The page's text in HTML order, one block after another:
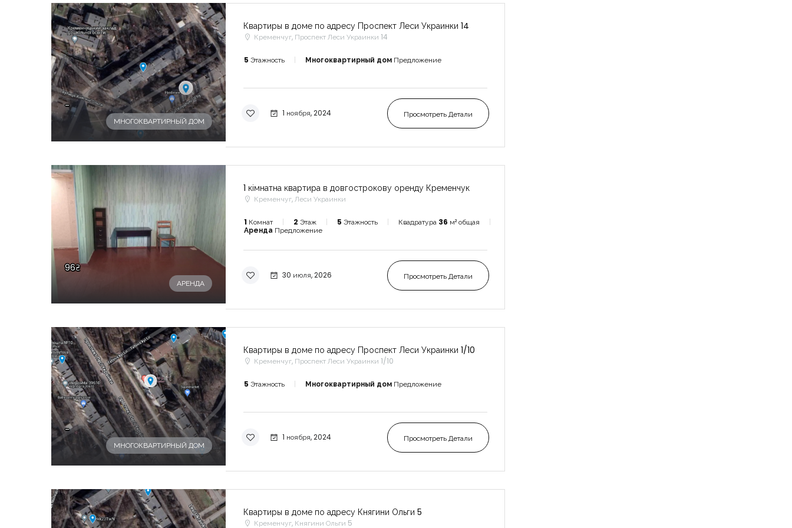
-
МНОГОКВАРТИРНЫЙ ДОМ
Квартиры в доме по адресу Проспект Леси Украинки 14
Кременчуг, Проспект Леси Украинки 14
5 Этажность Многоквартирный дом Предложение
1 ноября, 2024 Просмотреть Детали
96₴
АРЕНДА
1 кімнатна квартира в довгострокову оренду Кременчук
Кременчуг, Леси Украинки
1 Комнат 2 Этаж 5 Этажность Квадратура 36 м² общая
Аренда Предложение
30 июля, 2026 Просмотреть Детали
-
МНОГОКВАРТИРНЫЙ ДОМ
Квартиры в доме по адресу Проспект Леси Украинки 1/10
Кременчуг, Проспект Леси Украинки 1/10
5 Этажность Многоквартирный дом Предложение
1 ноября, 2024 Просмотреть Детали
Квартиры в доме по адресу Княгини Ольги 5
Кременчуг, Княгини Ольги 5